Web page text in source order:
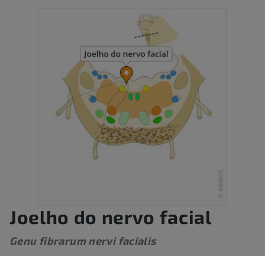
Joelho do nervo facial
Genu fibrarum nervi facialis